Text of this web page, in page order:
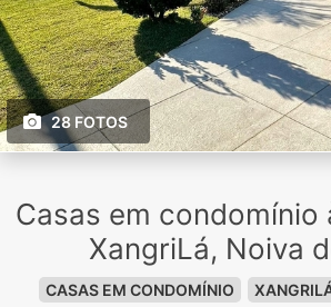
28 FOTOS
Casas em condomínio
XangriLá, Noiva
CASAS EM CONDOMÍNIO